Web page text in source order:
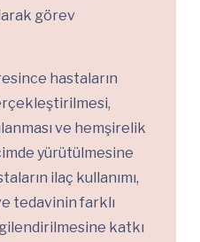
görev
hastaların
ve hemşirelik
yürütülmesine
ilaç kullanımı,
tedavinin farklı
katkı